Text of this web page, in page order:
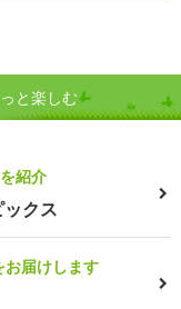
と楽しむ
紹介
クス
お届けします